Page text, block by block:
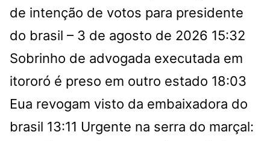
de intenção de votos para presidente
do brasil – 3 de agosto de 2026 15:32
Sobrinho de advogada executada em
itororó é preso em outro estado 18:03
Eua revogam visto da embaixadora do
brasil 13:11 Urgente na serra do marçal: